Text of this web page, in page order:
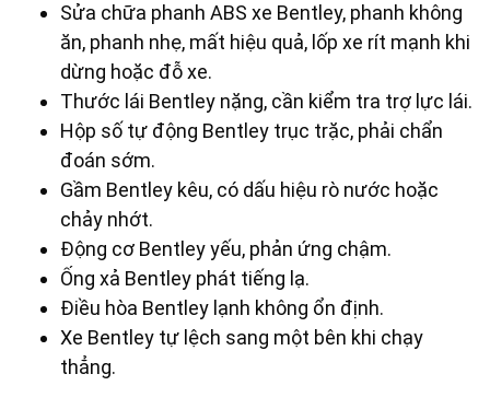
Sửa chữa phanh ABS xe Bentley, phanh không
ăn, phanh nhẹ, mất hiệu quả, lốp xe rít mạnh khi
dừng hoặc đỗ xe.
Thước lái Bentley nặng, cần kiểm tra trợ lực lái.
Hộp số tự động Bentley trục trặc, phải chẩn
đoán sớm.
Gầm Bentley kêu, có dấu hiệu rò nước hoặc
chảy nhớt.
Động cơ Bentley yếu, phản ứng chậm.
Ống xả Bentley phát tiếng lạ.
Điều hòa Bentley lạnh không ổn định.
Xe Bentley tự lệch sang một bên khi chạy
thẳng.